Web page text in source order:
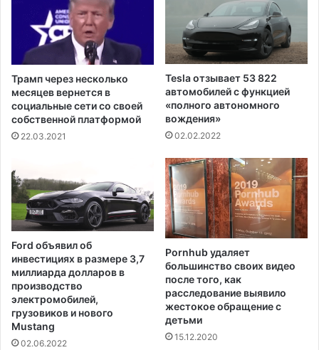
-
1
9
п
р
е
с
и
в
а
н
н
а
л
Трамп через несколько
месяцев вернется в
социальные сети со своей
собственной платформой
22.03.2021
Tesla отзывает 53 822
автомобилей с функцией
«полного автономного
вождения»
02.02.2022
Ford объявил об
инвестициях в размере 3,7
миллиарда долларов в
производство
электромобилей,
грузовиков и нового
Mustang
02.06.2022
Pornhub удаляет
большинство своих видео
после того, как
расследование выявило
жестокое обращение с
детьми
15.12.2020